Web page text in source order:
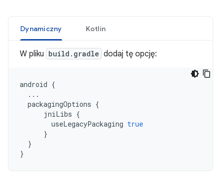
Dynamiczny Kotlin
W pliku build.gradle dodaj tę opcję:
android {
...
packagingOptions {
jniLibs {
useLegacyPackaging true
}
}
}